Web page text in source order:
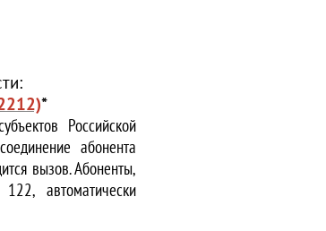
*
Российской
абонента
вызов. Абоненты,
автоматически